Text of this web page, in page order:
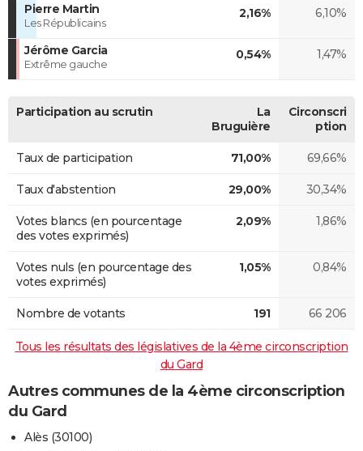
Pierre Martin
Les Républicains
2,16% 6,10%
Jérôme Garcia
Extrême gauche
0,54% 1,47%
Participation au scrutin
La
Bruguière
Circonscri
ption
Taux de participation 71,00% 69,66%
Taux d'abstention 29,00% 30,34%
Votes blancs (en pourcentage
des votes exprimés)
2,09% 1,86%
Votes nuls (en pourcentage des
votes exprimés)
1,05% 0,84%
Nombre de votants 191 66 206
Tous les résultats des législatives de la 4ème circonscription
du Gard
Autres communes de la 4ème circonscription
du Gard
Alès (30100)